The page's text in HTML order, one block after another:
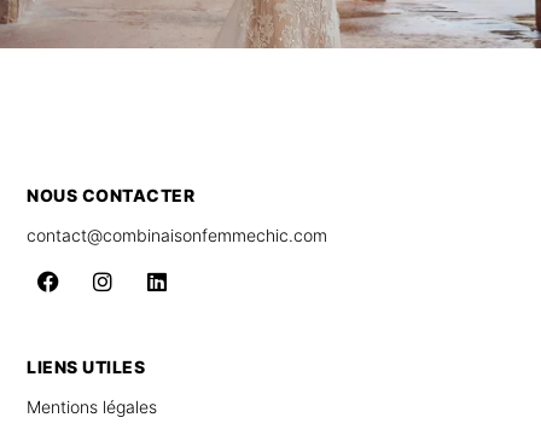
NOUS CONTACTER
contact@combinaisonfemmechic.com
LIENS UTILES
Mentions légales